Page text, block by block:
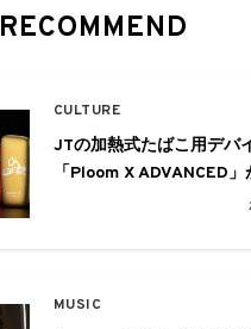
RECOMMEND
CULTURE
JTの加熱式たばこ用デバ
「Ploom X ADVANCED」
「marquee club®」とコ
MUSIC